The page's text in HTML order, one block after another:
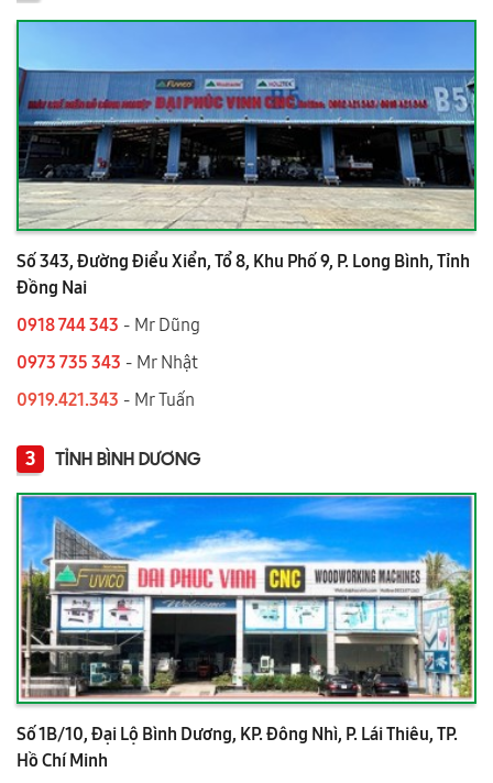
Số 343, Đường Điểu Xiển, Tổ 8, Khu Phố 9, P. Long Bình, Tỉnh
Đồng Nai
0918 744 343 - Mr Dũng
0973 735 343 - Mr Nhật
0919.421.343 ​​​​​​ - Mr Tuấn
3 TỈNH BÌNH DƯƠNG
Số 1B/10, Đại Lộ Bình Dương, KP. Đông Nhì, P. Lái Thiêu, TP.
Hồ Chí Minh